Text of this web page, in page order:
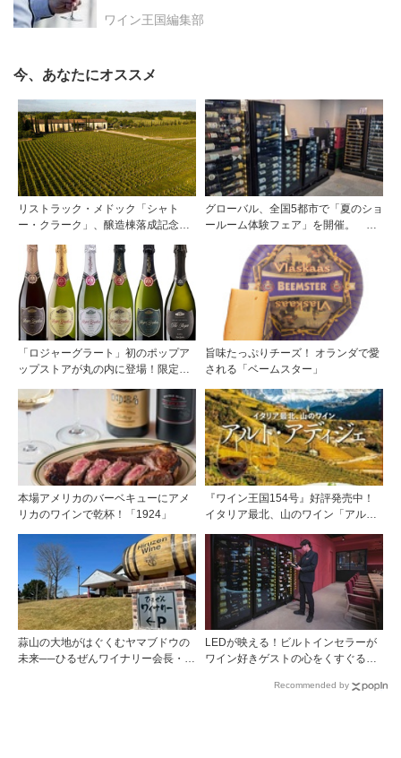
ワイン王国編集部
今、あなたにオススメ
リストラック・メドック「シャト
ー・クラーク」、醸造棟落成記念夕
グローバル、全国5都市で「夏のショ
ールーム体験フェア」を開催。 ワ
「ロジャーグラート」初のポップア
ップストアが丸の内に登場！限定キ
旨味たっぷりチーズ！ オランダで愛
される「ベームスター」
本場アメリカのバーベキューにアメ
リカのワインで乾杯！「1924」
『ワイン王国154号』好評発売中！
イタリア最北、山のワイン「アル
エが偏愛するシャンパーニュ」第二
特集「この夏の主役！ ナチュラルな
ロゼワイン」
蒜山の大地がはぐくむヤマブドウの
未来──ひるぜんワイナリー会長・植
LEDが映える！ビルトインセラーが
ワイン好きゲストの心をくすぐる
Recommended by